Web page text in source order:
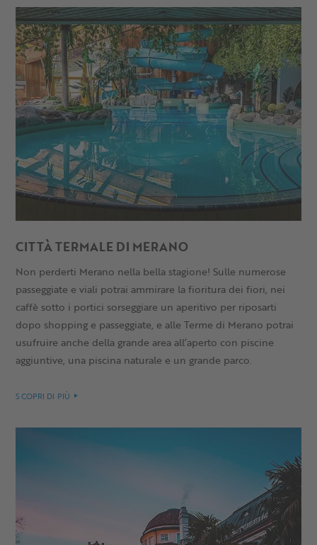
CITTÀ TERMALE DI MERANO
Non perderti Merano nella bella stagione! Sulle numerose
passeggiate e viali potrai ammirare la fioritura dei fiori, nei
caffè sotto i portici sorseggiare un aperitivo per riposarti
dopo shopping e passeggiate, e alle Terme di Merano potrai
usufruire anche della grande area all’aperto con piscine
aggiuntive, una piscina naturale e un grande parco.
SCOPRI DI PIÙ